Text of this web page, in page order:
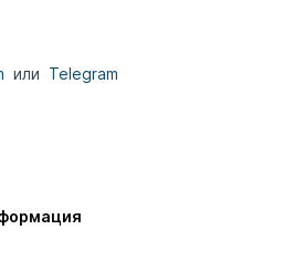
или Telegram